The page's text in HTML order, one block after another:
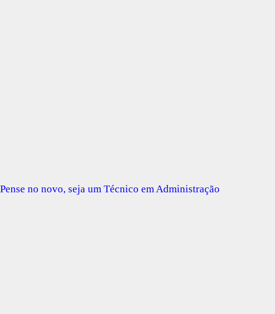
Pense no novo, seja um Técnico em Administração